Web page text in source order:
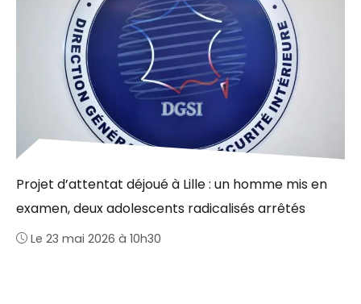
Projet d’attentat déjoué à Lille : un homme mis en
examen, deux adolescents radicalisés arrêtés
Le 23 mai 2026 à 10h30